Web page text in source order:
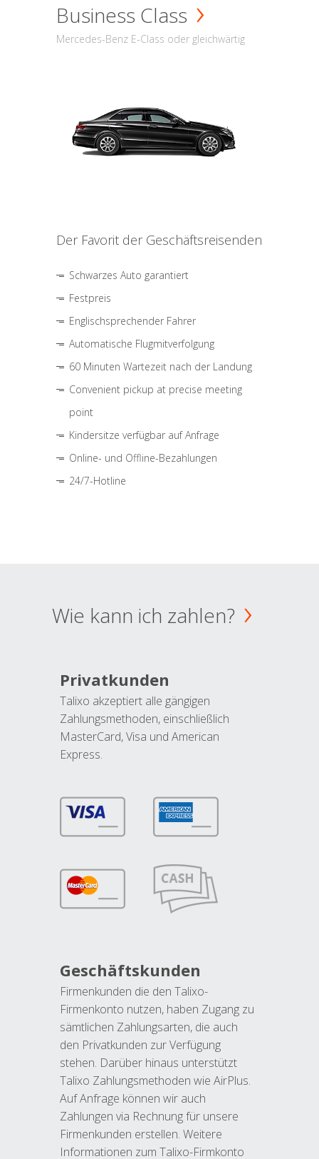
Business Class
Mercedes-Benz E-Class oder gleichwärtig
Der Favorit der Geschäftsreisenden
Schwarzes Auto garantiert
Festpreis
Englischsprechender Fahrer
Automatische Flugmitverfolgung
60 Minuten Wartezeit nach der Landung
Convenient pickup at precise meeting
point
Kindersitze verfügbar auf Anfrage
Online- und Offline-Bezahlungen
24/7-Hotline
Wie kann ich zahlen?
Privatkunden
Talixo akzeptiert alle gängigen
Zahlungsmethoden, einschließlich
MasterCard, Visa und American
Express.
Geschäftskunden
Firmenkunden die den Talixo-
Firmenkonto nutzen, haben Zugang zu
sämtlichen Zahlungsarten, die auch
den Privatkunden zur Verfügung
stehen. Darüber hinaus unterstützt
Talixo Zahlungsmethoden wie AirPlus.
Auf Anfrage können wir auch
Zahlungen via Rechnung für unsere
Firmenkunden erstellen. Weitere
Informationen zum Talixo-Firmkonto